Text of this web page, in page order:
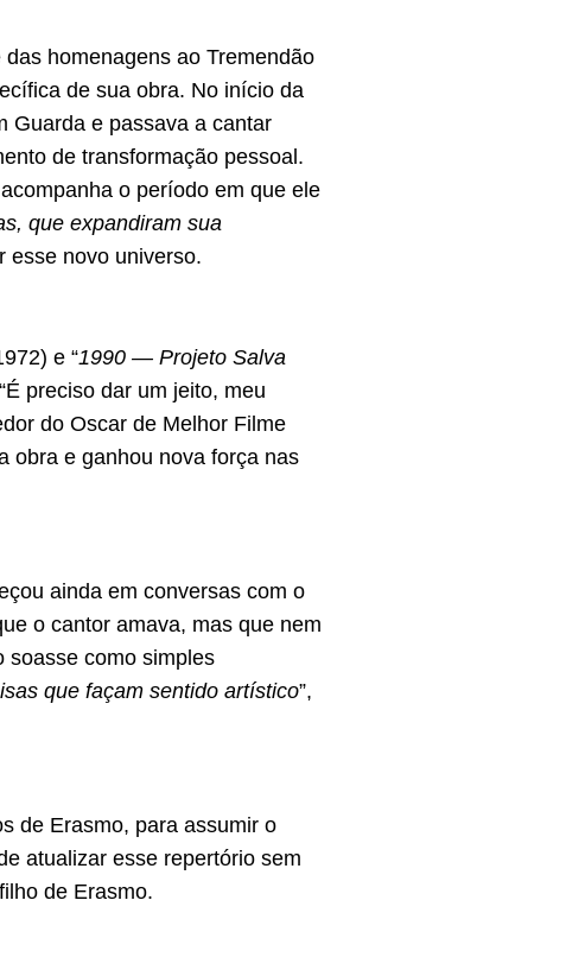
homenagens ao Tremendão
de sua obra. No início da
Guarda e passava a cantar
de transformação pessoal.
o período em que ele
que expandiram sua
esse novo universo.
e “1990 — Projeto Salva
preciso dar um jeito, meu
do Oscar de Melhor Filme
obra e ganhou nova força nas
ainda em conversas com o
o cantor amava, mas que nem
soasse como simples
que façam sentido artístico”,
de Erasmo, para assumir o
atualizar esse repertório sem
de Erasmo.